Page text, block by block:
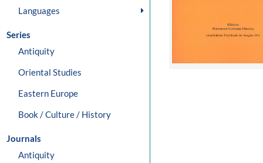
Languages
Series
Antiquity
Oriental Studies
Eastern Europe
Book / Culture / History
Journals
Antiquity